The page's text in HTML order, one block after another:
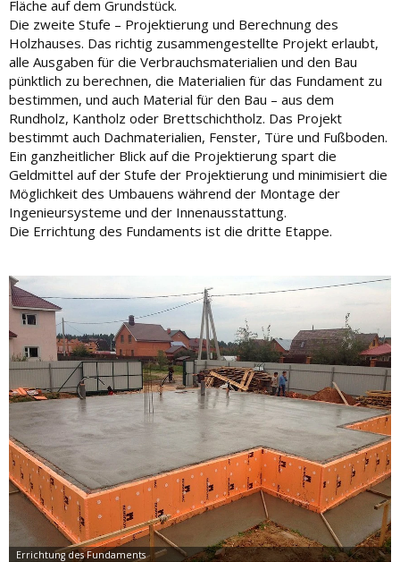
Fläche auf dem Grundstück.
Die zweite Stufe – Projektierung und Berechnung des
Holzhauses. Das richtig zusammengestellte Projekt erlaubt,
alle Ausgaben für die Verbrauchsmaterialien und den Bau
pünktlich zu berechnen, die Materialien für das Fundament zu
bestimmen, und auch Material für den Bau – aus dem
Rundholz, Kantholz oder Brettschichtholz. Das Projekt
bestimmt auch Dachmaterialien, Fenster, Türe und Fußboden.
Ein ganzheitlicher Blick auf die Projektierung spart die
Geldmittel auf der Stufe der Projektierung und minimisiert die
Möglichkeit des Umbauens während der Montage der
Ingenieursysteme und der Innenausstattung.
Die Errichtung des Fundaments ist die dritte Etappe.